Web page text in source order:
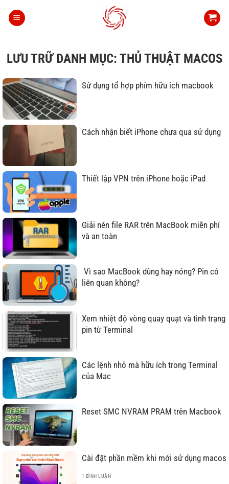
qua
LƯU TRỮ DANH MỤC: THỦ THUẬT MACOS
Sử dụng tổ hợp phím hữu ích macbook
Cách nhận biết iPhone chưa qua sử dụng
Thiết lập VPN trên iPhone hoặc iPad
Giải nén file RAR trên MacBook miễn phí
và an toàn
Vì sao MacBook dùng hay nóng? Pin có
liên quan không?
Xem nhiệt độ vòng quay quạt và tình trạng
pin từ Terminal
Các lệnh nhỏ mà hữu ích trong Terminal
của Mac
Reset SMC NVRAM PRAM trên Macbook
Cài đặt phần mềm khi mới sử dụng macos
1 BÌNH LUẬN